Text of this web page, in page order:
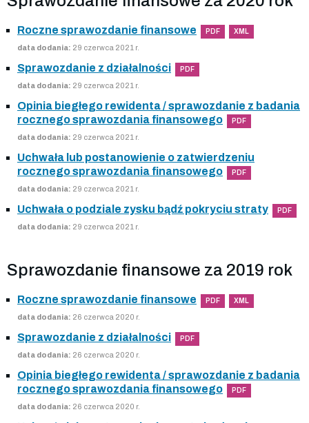
Roczne sprawozdanie finansowe PDF XML
data dodania: 29 czerwca 2021 r.
Sprawozdanie z działalności PDF
data dodania: 29 czerwca 2021 r.
Opinia biegłego rewidenta / sprawozdanie z badania
rocznego sprawozdania finansowego
PDF
data dodania: 29 czerwca 2021 r.
Uchwała lub postanowienie o zatwierdzeniu
rocznego sprawozdania finansowego
PDF
data dodania: 29 czerwca 2021 r.
Uchwała o podziale zysku bądź pokryciu straty PDF
data dodania: 29 czerwca 2021 r.
Sprawozdanie finansowe za 2019 rok
Roczne sprawozdanie finansowe PDF XML
data dodania: 26 czerwca 2020 r.
Sprawozdanie z działalności PDF
data dodania: 26 czerwca 2020 r.
Opinia biegłego rewidenta / sprawozdanie z badania
rocznego sprawozdania finansowego
PDF
data dodania: 26 czerwca 2020 r.